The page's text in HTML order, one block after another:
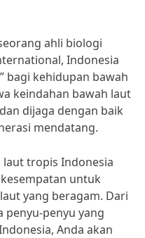
ahli biologi
Indonesia
bagi kehidupan bawah
keindahan bawah laut
dijaga dengan baik
mendatang.
laut tropis Indonesia
untuk
yang beragam. Dari
penyu-penyu yang
Anda akan